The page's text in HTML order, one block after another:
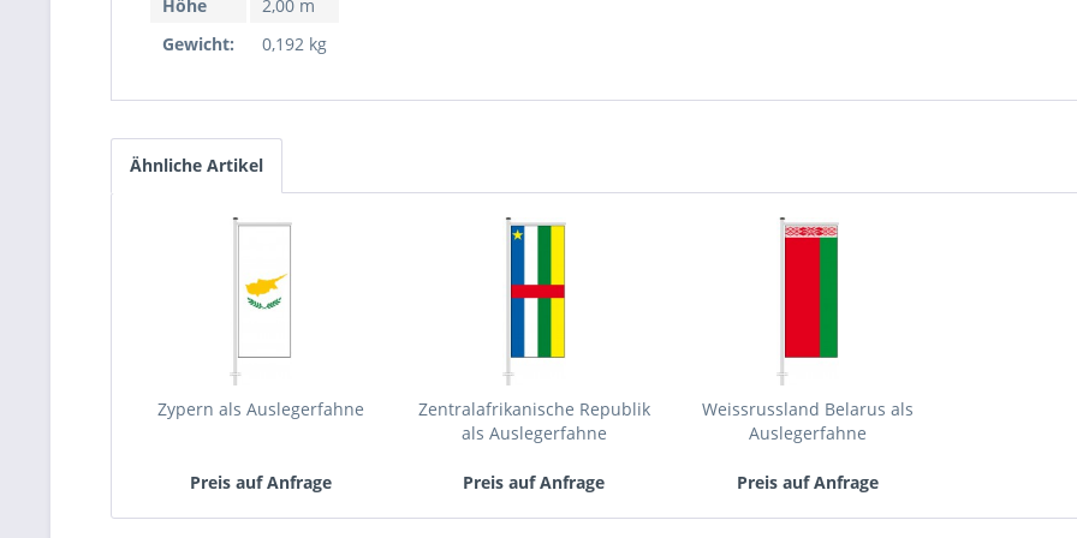
Höhe
2,00 m
Gewicht:
0,192 kg
Ähnliche Artikel
Zypern als Auslegerfahne
Preis auf Anfrage
Zentralafrikanische Republik
als Auslegerfahne
Preis auf Anfrage
Weissrussland Belarus als
Auslegerfahne
Preis auf Anfrage